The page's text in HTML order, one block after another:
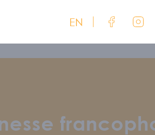
EN Lien Facebook du
Lien